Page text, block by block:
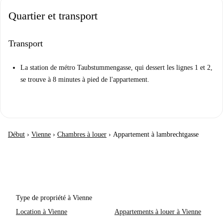
Quartier et transport
Transport
La station de métro Taubstummengasse, qui dessert les lignes 1 et 2,
se trouve à 8 minutes à pied de l'appartement.
Début › Vienne › Chambres à louer › Appartement à lambrechtgasse
Type de propriété à Vienne
Location à Vienne
Appartements à louer à Vienne